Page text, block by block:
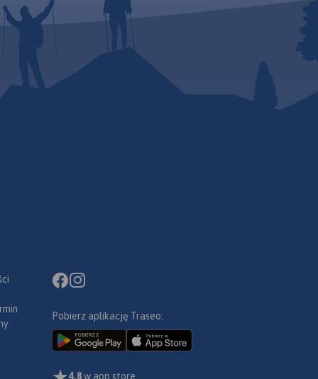
Pobierz aplikację Traseo:
4,8w app store